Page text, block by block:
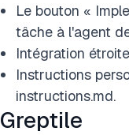
Le bouton «
tâche à l'agent
Intégration
Instructions
instructions.md.
Greptile